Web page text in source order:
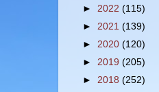
► 2022 (115)
► 2021 (139)
► 2020 (120)
► 2019 (205)
► 2018 (252)